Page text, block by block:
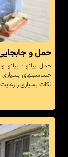
حمل و جابجایی
حمل پیانو : پیانو
حساسیتهای بسیاری
نکات بسیاری را